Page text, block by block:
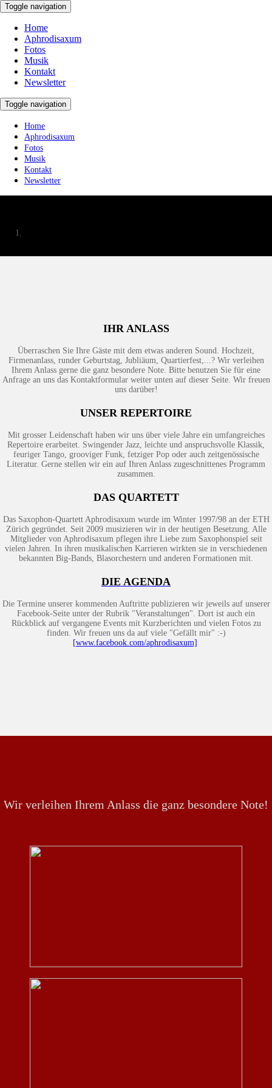
Toggle navigation
Home
Aphrodisaxum
Fotos
Musik
Kontakt
Newsletter
Toggle navigation
Home
Aphrodisaxum
Fotos
Musik
Kontakt
Newsletter
IHR ANLASS
Überraschen Sie Ihre Gäste mit dem etwas anderen Sound. Hochzeit,
Firmenanlass, runder Geburtstag, Jubliäum, Quartierfest,...? Wir verleihen
Ihrem Anlass gerne die ganz besondere Note. Bitte benutzen Sie für eine
Anfrage an uns das Kontaktformular weiter unten auf dieser Seite. Wir freuen
uns darüber!
UNSER REPERTOIRE
Mit grosser Leidenschaft haben wir uns über viele Jahre ein umfangreiches
Repertoire erarbeitet. Swingender Jazz, leichte und anspruchsvolle Klassik,
feuriger Tango, grooviger Funk, fetziger Pop oder auch zeitgenössische
Literatur. Gerne stellen wir ein auf Ihren Anlass zugeschnittenes Programm
zusammen.
DAS QUARTETT
Das Saxophon-Quartett Aphrodisaxum wurde im Winter 1997/98 an der ETH
Zürich gegründet. Seit 2009 musizieren wir in der heutigen Besetzung. Alle
Mitglieder von Aphrodisaxum pflegen ihre Liebe zum Saxophonspiel seit
vielen Jahren. In ihren musikalischen Karrieren wirkten sie in verschiedenen
bekannten Big-Bands, Blasorchestern und anderen Formationen mit.
DIE AGENDA
Die Termine unserer kommenden Auftritte publizieren wir jeweils auf unserer
Facebook-Seite unter der Rubrik "Veranstaltungen". Dort ist auch ein
Rückblick auf vergangene Events mit Kurzberichten und vielen Fotos zu
finden. Wir freuen uns da auf viele "Gefällt mir" :-)
[www.facebook.com/aphrodisaxum]
Wir verleihen Ihrem Anlass die ganz besondere Note!